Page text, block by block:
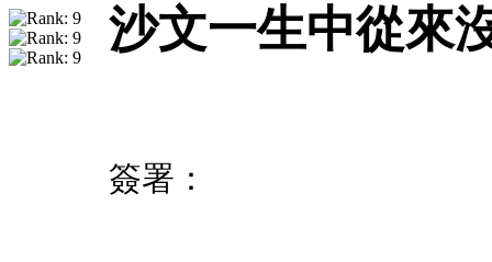
沙文一生中從來
簽署：